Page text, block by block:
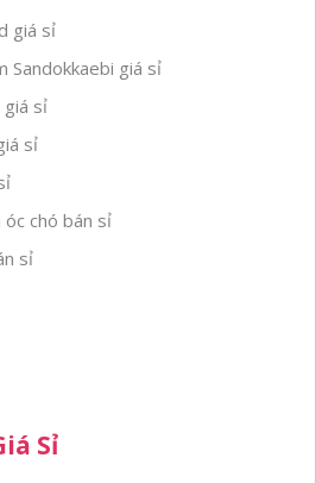
giá sỉ
Sandokkaebi giá sỉ
giá sỉ
sỉ
óc chó bán sỉ
sỉ
Sỉ